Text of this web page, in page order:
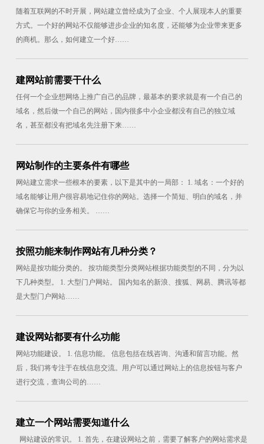
随着互联网的不时开展，网站建立曾经成为了企业、个人展现本人的重要
方式。一个好的网站不仅能够进步企业的知名度，还能够为企业带来更多
的商机。那么，如何建立一个好……
建网站前需要干什么
任何一个企业想网络上推广自己的品牌，最基本的要求就是有一个自己的
域名，然后做一个自己的网站，国内很多中小企业都没有自己的独立域
名，甚至都没有把域名先注册下来……
网站制作的主要条件有哪些
网站建立需求一些根本的要素，以下是其中的一局部： 1. 域名：一个好的
域名能够让用户很容易地记住你的网站。选择一个简短、明白的域名，并
确保它与你的业务相关。 ……
按照功能来制作网站有几种分类？
网站是按功能分类的。 按功能类型分类网站根据功能类型的不同，分为以
下几种类型。 1. 大型门户网站。 国内知名的新浪、搜狐、网易、腾讯等都
是大型门户网站……
建设网站都要有什么功能
网站功能建设。 1. 信息功能。 信息包括在线咨询、沟通和留言功能。然
后，我们将专注于在线信息交流。用户可以通过网站上的信息按钮与客户
进行交流，查询公司的……
建立一个网站需要知道什么
网站建设的常识。 1. 首先，在建设网站之前，需要了解客户的网站需求是